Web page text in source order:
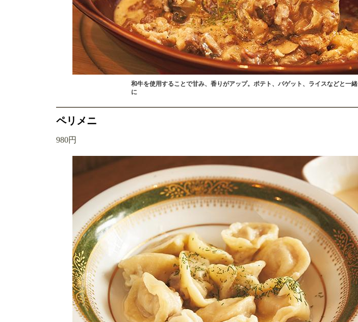
和牛を使用することで甘み、香りがアップ。ポテト、バゲット、ライスなどと一緒
に
ペリメニ
980円